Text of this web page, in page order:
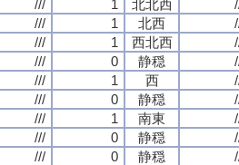
/// 1 北北西
/// 1 北西
/// 1 西北西
/// 0 静穏
/// 1 西
/// 0 静穏
/// 1 南東
/// 0 静穏
/// 0 静穏